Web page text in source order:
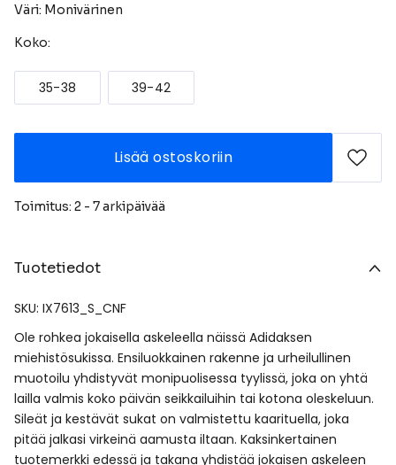
Väri: Monivärinen
Koko:
35-38 39-42
Lisää ostoskoriin
Toimitus: 2 - 7 arkipäivää
Tuotetiedot
SKU: IX7613_S_CNF
Ole rohkea jokaisella askeleella näissä Adidaksen
miehistösukissa. Ensiluokkainen rakenne ja urheilullinen
muotoilu yhdistyvät monipuolisessa tyylissä, joka on yhtä
lailla valmis koko päivän seikkailuihin tai kotona oleskeluun.
Sileät ja kestävät sukat on valmistettu kaarituella, joka
pitää jalkasi virkeinä aamusta iltaan. Kaksinkertainen
tuotemerkki edessä ja takana yhdistää jokaisen askeleen